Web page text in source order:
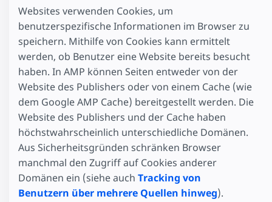
Websites verwenden Cookies, um
benutzerspezifische Informationen im Browser zu
speichern. Mithilfe von Cookies kann ermittelt
werden, ob Benutzer eine Website bereits besucht
haben. In AMP können Seiten entweder von der
Website des Publishers oder von einem Cache (wie
dem Google AMP Cache) bereitgestellt werden. Die
Website des Publishers und der Cache haben
höchstwahrscheinlich unterschiedliche Domänen.
Aus Sicherheitsgründen schränken Browser
manchmal den Zugriff auf Cookies anderer
Domänen ein (siehe auch Tracking von
Benutzern über mehrere Quellen hinweg).